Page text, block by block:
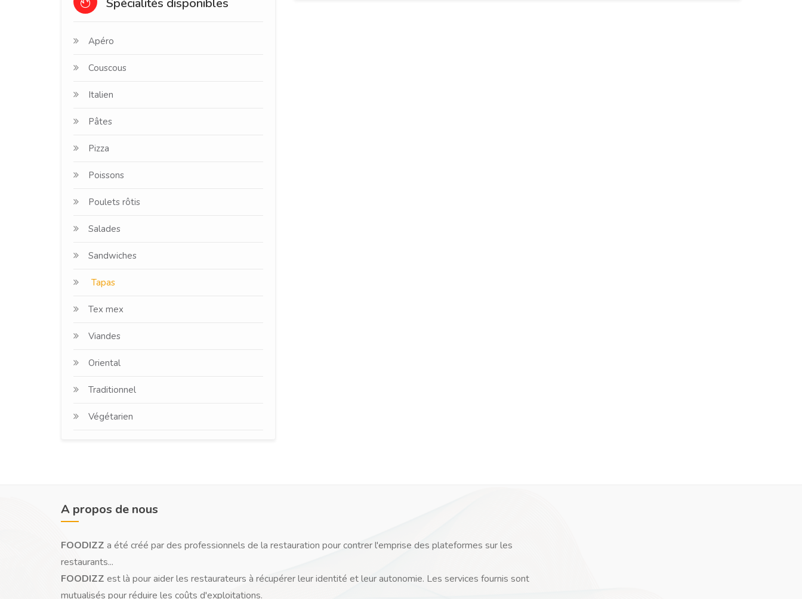
Spécialités disponibles
Apéro
Couscous
Italien
Pâtes
Pizza
Poissons
Poulets rôtis
Salades
Sandwiches
Tapas
Tex mex
Viandes
Oriental
Traditionnel
Végétarien
A propos de nous
FOODIZZ a été créé par des professionnels de la restauration pour contrer l'emprise des plateformes sur les
restaurants...
FOODIZZ est là pour aider les restaurateurs à récupérer leur identité et leur autonomie. Les services fournis sont
mutualisés pour réduire les coûts d'exploitations.